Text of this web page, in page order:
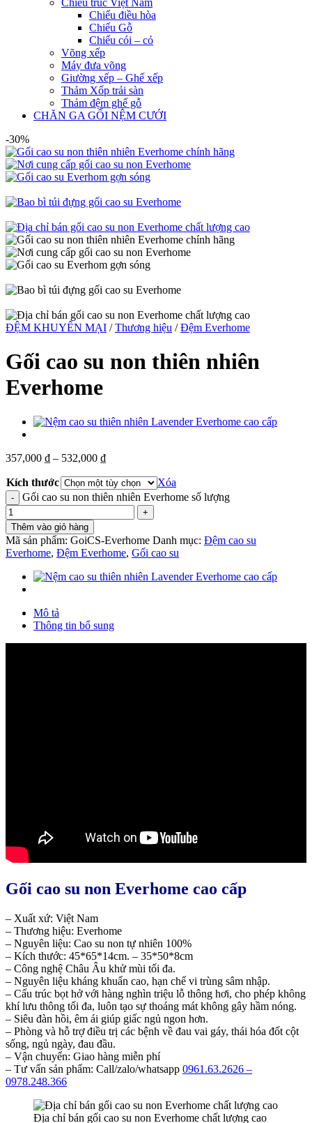
Chiếu trúc Việt Nam
Chiếu điều hòa
Chiếu Gỗ
Chiếu cói – cỏ
Võng xếp
Máy đưa võng
Giường xếp – Ghế xếp
Thảm Xốp trải sàn
Thảm đệm ghế gỗ
CHĂN GA GỐI NỆM CƯỚI
-30%
ĐỆM KHUYẾN MẠI / Thương hiệu / Đệm Everhome
Gối cao su non thiên nhiên
Everhome
357,000 ₫ – 532,000 ₫
Kích thước
Xóa
Gối cao su non thiên nhiên Everhome số lượng
Thêm vào giỏ hàng
Mã sản phẩm: GoiCS-Everhome Danh mục: Đệm cao su
Everhome, Đệm Everhome, Gối cao su
Mô tả
Thông tin bổ sung
Gối cao su non Everhome cao cấp
– Xuất xứ: Việt Nam
– Thương hiệu: Everhome
– Nguyên liệu: Cao su non tự nhiên 100%
– Kích thước: 45*65*14cm. – 35*50*8cm
– Công nghệ Châu Âu khử mùi tối đa.
– Nguyên liệu kháng khuẩn cao, hạn chế vi trùng sâm nhập.
– Cấu trúc bọt hở với hàng nghìn triệu lỗ thông hơi, cho phép không
khí lưu thông tối đa, luôn tạo sự thoáng mát không gây hầm nóng.
– Siêu đàn hồi, êm ái giúp giấc ngủ ngon hơn.
– Phòng và hỗ trợ điều trị các bệnh về đau vai gáy, thái hóa đốt cột
sống, ngủ ngày, đau đầu.
– Vận chuyển: Giao hàng miễn phí
– Tư vấn sản phẩm: Call/zalo/whatsapp 0961.63.2626 –
0978.248.366
Địa chỉ bán gối cao su non Everhome chất lượng cao